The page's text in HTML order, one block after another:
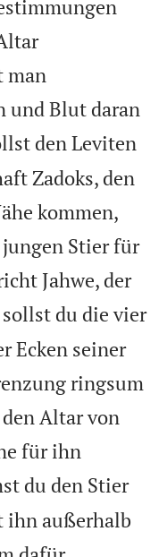
man
und Blut daran
den Leviten
Zadoks, den
kommen,
Stier für
Jahwe, der
du die vier
Ecken seiner
ringsum
Altar von
für ihn
du den Stier
ihn außerhalb